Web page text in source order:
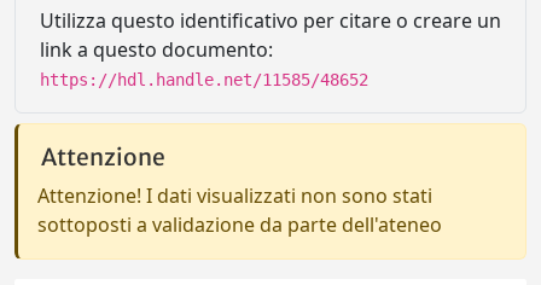
Utilizza questo identificativo per citare o creare un
link a questo documento:
https://hdl.handle.net/11585/48652
Attenzione
Attenzione! I dati visualizzati non sono stati
sottoposti a validazione da parte dell'ateneo